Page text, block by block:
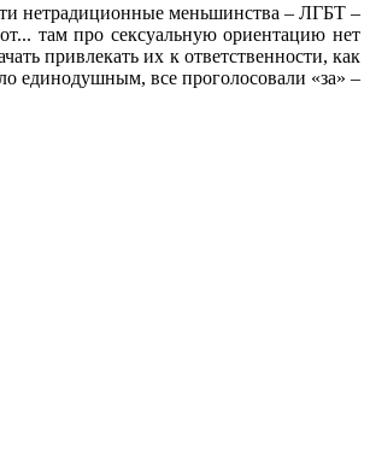
нетрадиционные меньшинства – ЛГБТ –
там про сексуальную ориентацию нет
привлекать их к ответственности, как
единодушным, все проголосовали «за» –